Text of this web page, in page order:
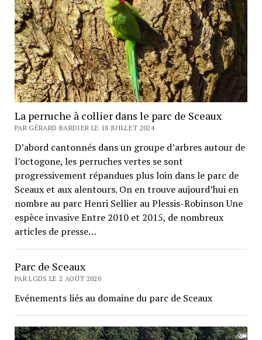
La perruche à collier dans le parc de Sceaux
PAR GÉRARD BARDIER LE 18 JUILLET 2024
D’abord cantonnés dans un groupe d’arbres autour de
l’octogone, les perruches vertes se sont
progressivement répandues plus loin dans le parc de
Sceaux et aux alentours. On en trouve aujourd’hui en
nombre au parc Henri Sellier au Plessis-Robinson Une
espèce invasive Entre 2010 et 2015, de nombreux
articles de presse…
Parc de Sceaux
PAR LGDS LE 2 AOÛT 2020
Evénements liés au domaine du parc de Sceaux